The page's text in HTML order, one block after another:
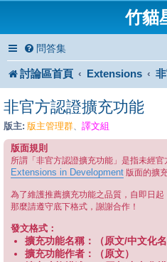
竹貓
問答集
討論區首頁 Extensions
非官方認證擴充功能
版主: 版主管理群、 譯文組
版面規則
所謂「非官方認證擴充功能」是指未經
Extensions in Development 版面的擴
為了維護推薦擴充功能之品質，自即日起
那麼請遵守底下格式，謝謝合作！
發文格式：
擴充功能名稱：（原文/中文化名
擴充功能作者：（原文）